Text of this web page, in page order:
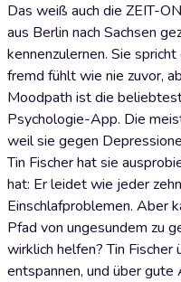
Das weiß auch die ZEIT-
aus Berlin nach Sachsen
kennenzulernen. Sie
fremd fühlt wie nie zuvor,
Moodpath ist die
Psychologie-App. Die
weil sie gegen
Tin Fischer hat sie
hat: Er leidet wie jeder
Einschlafproblemen. Aber
Pfad von ungesundem zu
wirklich helfen? Tin Fischer
entspannen, und über gute